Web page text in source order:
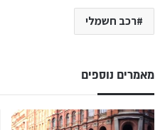
רכב חשמלי
מאמרים נוספים